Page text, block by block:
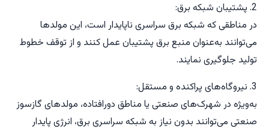
2. پشتیبان شبکه برق:
در مناطقی که شبکه برق سراسری ناپایدار است، این مولدها
می‌توانند به‌عنوان منبع برق پشتیبان عمل کنند و از توقف خطوط
تولید جلوگیری نمایند.
3. نیروگاه‌های پراکنده و مستقل:
به‌ویژه در شهرک‌های صنعتی یا مناطق دورافتاده، مولدهای گازسوز
صنعتی می‌توانند بدون نیاز به شبکه سراسری برق، انرژی پایدار